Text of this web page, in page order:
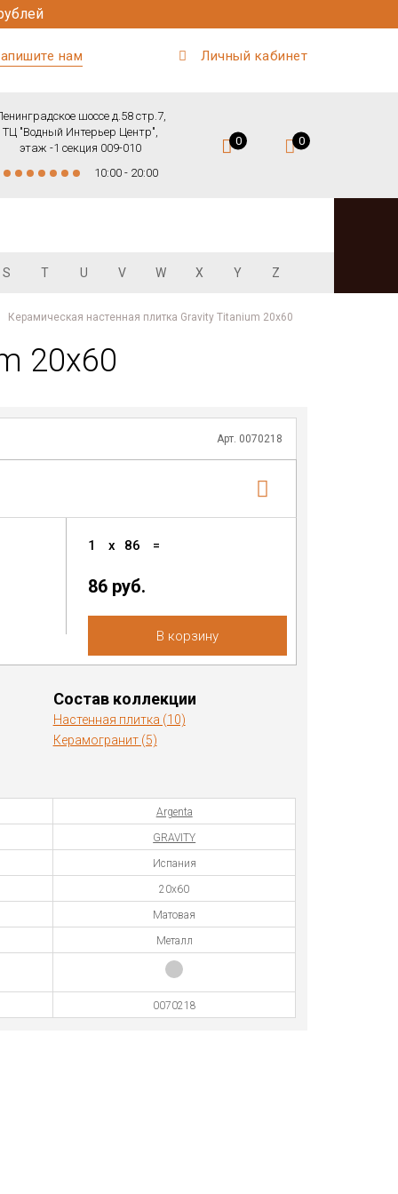
нам Личный кабинет
шоссе д.58 стр.7,
ТЦ "Водный Интерьер Центр",
этаж -1 секция 009-010
10:00 - 20:00
0 0
S T U V W X Y Z
Керамическая настенная плитка Gravity Titanium 20x60
20x60
Арт. 0070218
1 x 86 =
86 руб.
В корзину
Состав коллекции
Настенная плитка (10)
Керамогранит (5)
Argenta
GRAVITY
Испания
20x60
Матовая
Металл
0070218